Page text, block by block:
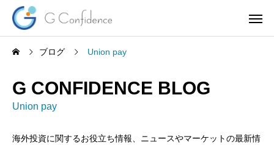
ブログ Union pay
G CONFIDENCE BLOG
Union pay
海外投資に関するお役立ち情報、ニュースやマーケットの最新情